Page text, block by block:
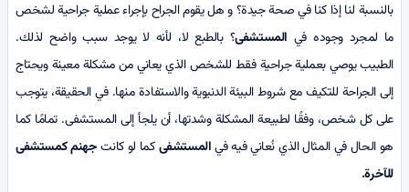
بالنسبة لنا إذا كنا في صحة جيدة؟ و هل يقوم الجراح بإجراء عملية جراحية لشخص
ما لمجرد وجوده في المستشفى؟ بالطبع لا، لأنه لا يوجد سبب واضح لذلك.
الطبيب يوصي بعملية جراحية فقط للشخص الذي يعاني من مشكلة معينة ويحتاج
إلى الجراحة للتكيف مع شروط البيئة الدنيوية والاستفادة منها. في الحقيقة، يتوجب
على كل شخص، وفقًا لطبيعة المشكلة وشدتها، أن يلجأ إلى المستشفى. تمامًا كما
هو الحال في المثال الذي نُعاني فيه فيالمستشفىكما لو كانتجهنم کمستشفى
للآخرة.